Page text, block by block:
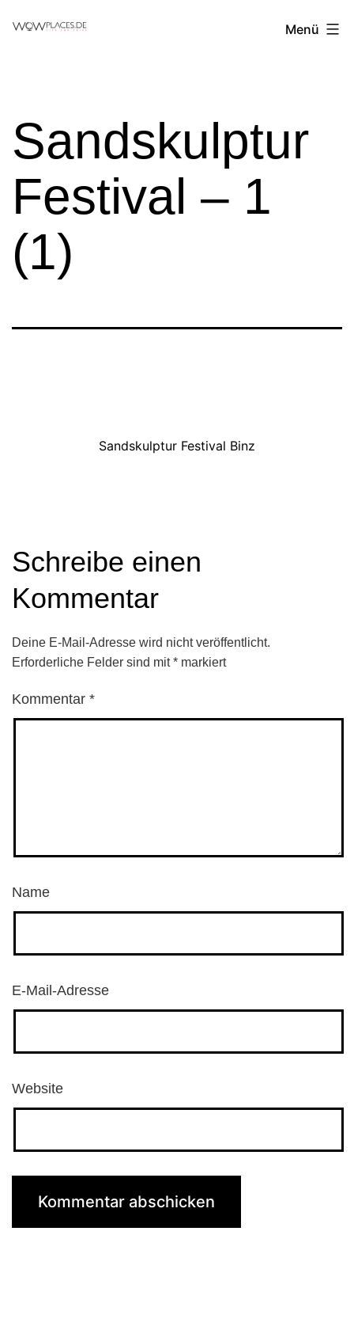
Reiseblog
Menü
Sandskulptur
Festival – 1
(1)
Sandskulptur Festival Binz
Schreibe einen
Kommentar
Deine E-Mail-Adresse wird nicht veröffentlicht.
Erforderliche Felder sind mit* markiert
Kommentar *
Name
E-Mail-Adresse
Website